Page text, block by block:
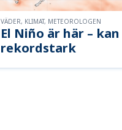
El Niño är här –
rekordstark
VÄDER, KLIMAT, METEOROLOGEN